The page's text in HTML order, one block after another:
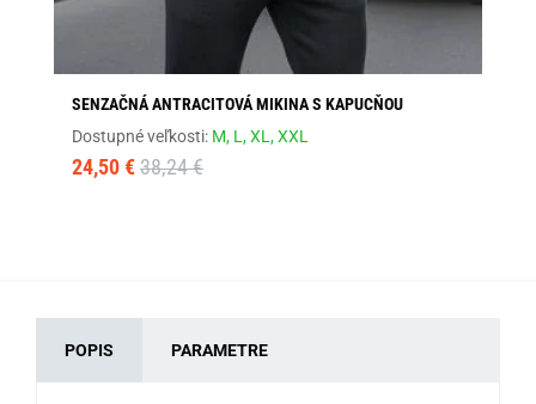
SENZAČNÁ ANTRACITOVÁ MIKINA S KAPUCŇOU
Dostupné veľkosti: M, L,XL,XXL
24,50 € 38,24 €
POPIS PARAMETRE